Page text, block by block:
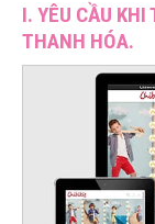
I. YÊU CẦU KHI
THANH HÓA.